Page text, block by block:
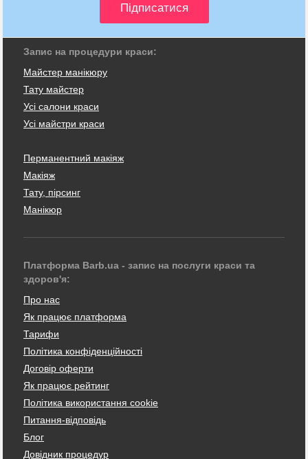
Запис на процедури краси:
Майстер манікюру
Тату майстер
Усі салони краси
Усі майстри краси
Перманентний макіяж
Макіяж
Тату, пірсинг
Манікюр
Платформа Barb.ua - запис на послуги краси та
здоров'я:
Про нас
Як працює платформа
Тарифи
Політика конфіденційності
Договір оферти
Як працює рейтинг
Політика використання cookie
Питання-відповідь
Блог
Довідник процедур